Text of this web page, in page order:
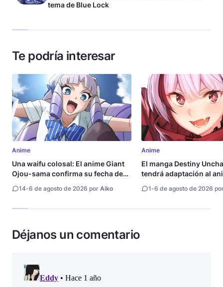
tema de Blue Lock
Te podría interesar
Anime
Una waifu colosal: El anime Giant
Ojou-sama confirma su fecha de
14-6 de agosto de 2026 por Aiko
Anime
El manga Destiny
tendrá adaptación al
1-6 de agosto de 2026
Déjanos un comentario